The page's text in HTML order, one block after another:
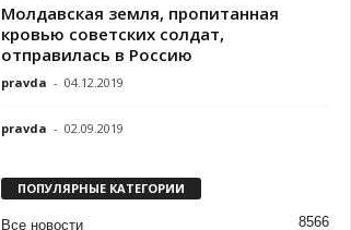
Молдавская земля, пропитанная
кровью советских солдат,
отправилась в Россию
pravda - 04.12.2019
pravda - 02.09.2019
ПОПУЛЯРНЫЕ КАТЕГОРИИ
Все новости 8566